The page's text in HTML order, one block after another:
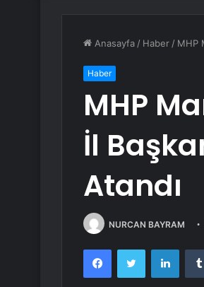
Anasayfa / Haber / MHP
Haber
MHP
İl
Atandı
NURCAN BAYRAM
FacebookTwitter